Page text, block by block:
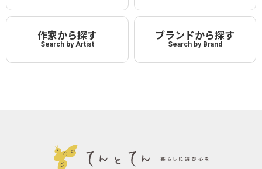
作家から探す
Search by Artist
ブランドから探す
Search by Brand